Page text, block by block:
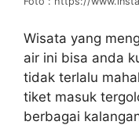
Wisata yang
air ini bisa anda
tidak terlalu
tiket masuk
berbagai